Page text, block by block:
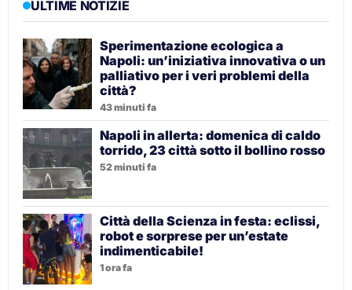
ULTIME NOTIZIE
Sperimentazione ecologica a
Napoli: un’iniziativa innovativa o un
palliativo per i veri problemi della
città?
43 minuti fa
Napoli in allerta: domenica di caldo
torrido, 23 città sotto il bollino rosso
52 minuti fa
Città della Scienza in festa: eclissi,
robot e sorprese per un’estate
indimenticabile!
1 ora fa